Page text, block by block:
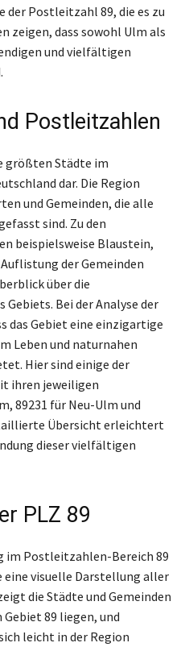
der Postleitzahl 89, die es zu
zeigen, dass sowohl Ulm als
und vielfältigen
Postleitzahlen
größten Städte im
dar. Die Region
und Gemeinden, die alle
sind. Zu den
beispielsweise Blaustein,
der Gemeinden
über die
Bei der Analyse der
das Gebiet eine einzigartige
Leben und naturnahen
Hier sind einige der
ihren jeweiligen
89231 für Neu-Ulm und
Übersicht erleichtert
dieser vielfältigen
PLZ 89
im Postleitzahlen-Bereich 89
visuelle Darstellung aller
die Städte und Gemeinden
89 liegen, und
leicht in der Region